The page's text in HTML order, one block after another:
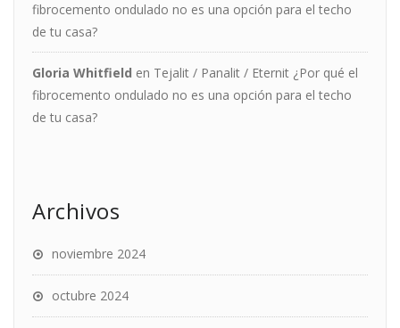
fibrocemento ondulado no es una opción para el techo
de tu casa?
Gloria Whitfield en Tejalit / Panalit / Eternit ¿Por qué el
fibrocemento ondulado no es una opción para el techo
de tu casa?
Archivos
noviembre 2024
octubre 2024